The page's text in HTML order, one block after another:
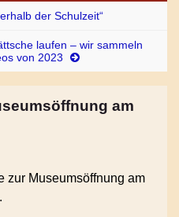
der Schulzeit“
laufen – wir sammeln
von 2023
am
zur Museumsöffnung am